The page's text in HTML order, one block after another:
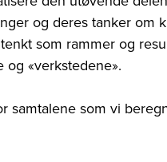
og deres tanker om
som rammer og
«verkstedene».
som vi